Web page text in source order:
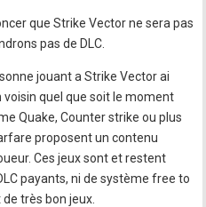
que Strike Vector ne sera pas
pas de DLC.
jouant a Strike Vector ai
quel que soit le moment
Quake, Counter strike ou plus
proposent un contenu
Ces jeux sont et restent
payants, ni de système free to
très bon jeux.